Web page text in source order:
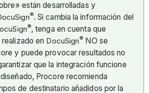
están desarrolladas y
®. Si cambia la información del
®, tenga en cuenta que
en DocuSign® NO se
y puede provocar resultados no
que la integración funcione
Procore recomienda
de destinatario añadidos por la